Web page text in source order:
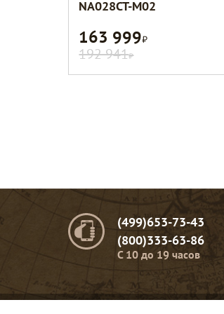
NA028CT-M02
163 999Р
192 941Р
(499)653-73-43
(800)333-63-86
C 10 до 19 часов